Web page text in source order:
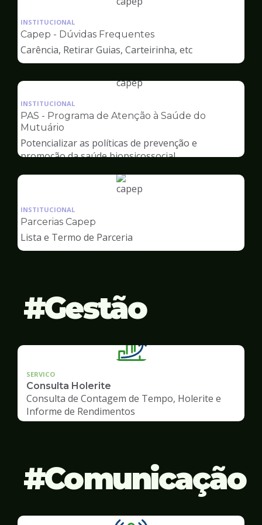
Ilustração
pagina
de
Capep
INSTITUCIONAL
Capep - Dúvidas Frequentes
Carência, Retirar Guias, Carteirinha, etc
Ilustração
pagina
Capep
INSTITUCIONAL
PAS - Programa de Atenção à Saúde do
Mutuário
Potencializar as políticas de prevenção e
promoção da saúde biopsicossocial
Ilustração
Capep
INSTITUCIONAL
Parcerias Capep
Lista e Termo de Parceria
Gestão
SERVICO
Consulta Holerite
Consulta de Contagem de Tempo, Holerite e
Informe de Rendimentos
Comunicação